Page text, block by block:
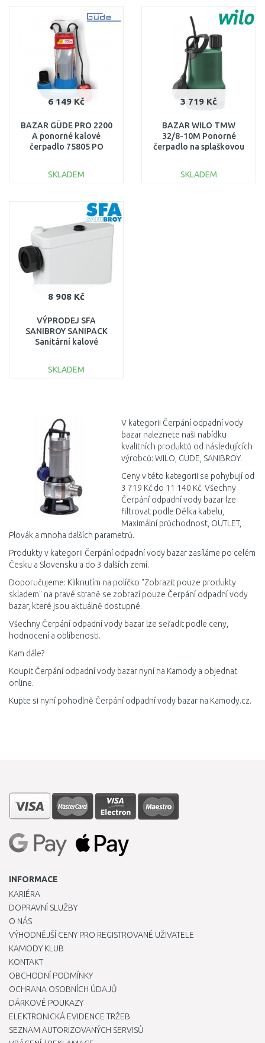
Porovnat Porovnat
6 149 Kč
BAZAR GÜDE PRO 2200
A ponorné kalové
čerpadlo 75805 PO
SKLADEM
Porovnat
3 719 Kč
BAZAR WILO TMW
32/8-10M Ponorné
čerpadlo na splaškovou
SKLADEM
8 908 Kč
VÝPRODEJ SFA
SANIBROY SANIPACK
Sanitární kalové
ZAVODNĚNO
SKLADEM
V kategorii Čerpání odpadní vody
bazar naleznete naši nabídku
kvalitních produktů od následujících
výrobců: WILO, GÜDE, SANIBROY.
Ceny v této kategorii se pohybují od
3 719 Kč do 11 140 Kč. Všechny
Čerpání odpadní vody bazar lze
filtrovat podle Délka kabelu,
Maximální průchodnost, OUTLET,
Plovák a mnoha dalších parametrů.
Produkty v kategorii Čerpání odpadní vody bazar zasíláme po celém
Česku a Slovensku a do 3 dalších zemí.
Doporučujeme: Kliknutím na políčko "Zobrazit pouze produkty
skladem" na pravé straně se zobrazí pouze Čerpání odpadní vody
bazar, které jsou aktuálně dostupné.
Všechny Čerpání odpadní vody bazar lze seřadit podle ceny,
hodnocení a oblíbenosti.
Kam dále?
Koupit Čerpání odpadní vody bazar nyní na Kamody a objednat
online.
Kupte si nyní pohodlně Čerpání odpadní vody bazar na Kamody.cz.
INFORMACE
KARIÉRA
DOPRAVNÍ SLUŽBY
O NÁS
VÝHODNĚJŠÍ CENY PRO REGISTROVANÉ UŽIVATELE
KAMODY KLUB
KONTAKT
OBCHODNÍ PODMÍNKY
OCHRANA OSOBNÍCH ÚDAJŮ
DÁRKOVÉ POUKAZY
ELEKTRONICKÁ EVIDENCE TRŽEB
SEZNAM AUTORIZOVANÝCH SERVISŮ